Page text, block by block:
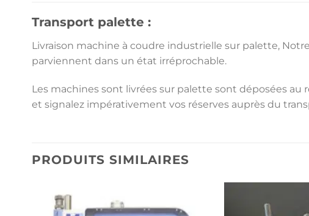
Transport palette :
Livraison machine à coudre industrielle sur palette,
parviennent dans un état irréprochable.
Les machines sont livrées sur palette sont déposées au
et signalez impérativement vos réserves auprès du
PRODUITS SIMILAIRES